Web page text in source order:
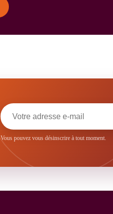
Vous pouvez vous désinscrire à tout moment.